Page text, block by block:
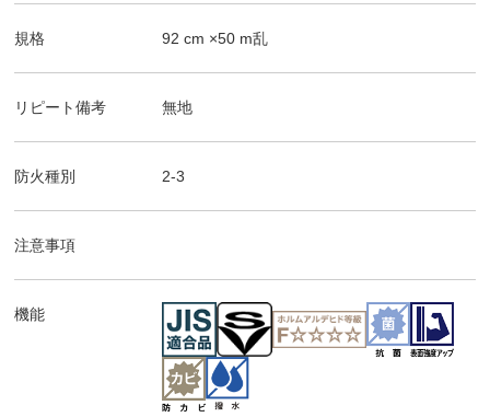
規格 92 cm ×50 m乱
リピート備考 無地
防火種別 2-3
注意事項
機能